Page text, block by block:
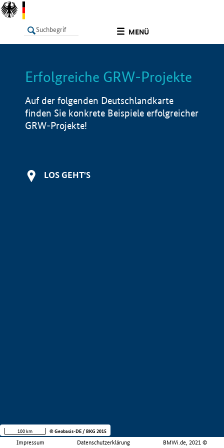
MENÜ
LISTE Info
Erfolgreiche GRW-Projekte
Auf der folgenden Deutschlandkarte
finden Sie konkrete Beispiele erfolgreicher
GRW-Projekte!
LOS GEHT'S
Impressum Datenschutzerklärung BMWi.de, 2021 ©
100 km © Geobasis-DE / BKG 2015